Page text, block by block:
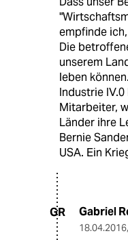
empfinde
Die
unserem
leben
Industrie
Mitarbeiter,
Länder ihre
Bernie
USA. Ein
GR Gabriel
18.04.2016,